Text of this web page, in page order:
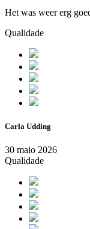
Het was weer erg
Qualidade
Carla Udding
30 maio 2026
Qualidade